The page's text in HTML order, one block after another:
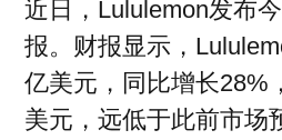
近日，Lululemon发布
报。财报显示，
亿美元，同比增长28%
美元，远低于此前市场